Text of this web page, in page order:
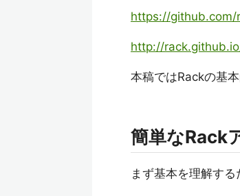
https://github.com/
http://
本稿ではRackの基
簡単なRack
まず基本を理解す